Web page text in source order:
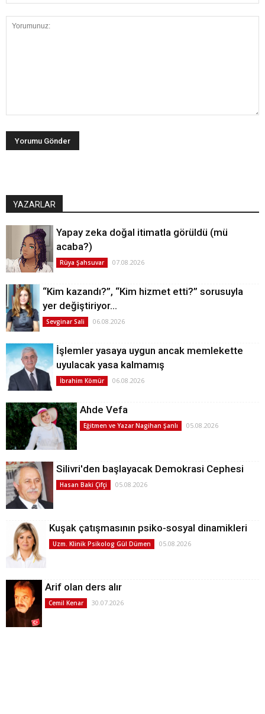
YAZARLAR
Yapay zeka doğal itimatla görüldü (mü
acaba?)
Rüya Şahsuvar 07.08.2026
“Kim kazandı?”, “Kim hizmet etti?” sorusuyla
yer değiştiriyor…
Sevginar Sali 06.08.2026
İşlemler yasaya uygun ancak memlekette
uyulacak yasa kalmamış
İbrahim Kömür 06.08.2026
Ahde Vefa
Eğitmen ve Yazar Nagihan Şanlı 05.08.2026
Silivri'den başlayacak Demokrasi Cephesi
Hasan Baki Çifçi 05.08.2026
Kuşak çatışmasının psiko-sosyal dinamikleri
Uzm. Klinik Psikolog Gül Dümen 05.08.2026
Arif olan ders alır
Cemil Kenar 30.07.2026